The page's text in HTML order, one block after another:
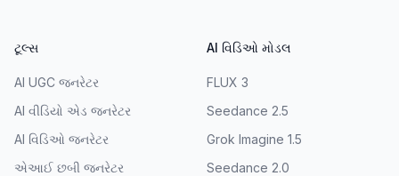
ટૂલ્સ
AI UGC જનરેટર
AI વીડિયો એડ જનરેટર
AI વિડિઓ જનરેટર
એઆઈ છબી જનરેટર
AI વિડિઓ મોડલ
FLUX 3
Seedance 2.5
Grok Imagine 1.5
Seedance 2.0